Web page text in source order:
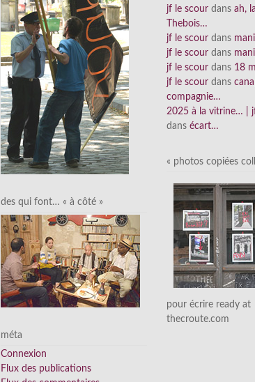
des qui font… « à côté »
méta
Connexion
Flux des publications
jf le scour dans ah,
Thebois…
jf le scour dans
jf le scour dans
jf le scour dans 18
jf le scour dans
compagnie…
2025 à la vitrine… |
dans écart…
« photos copiées
pour écrire ready at
thecroute.com